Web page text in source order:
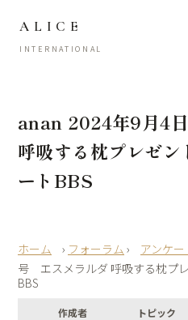
ALICE
INTERNATIONAL
anan 2024年9月4
呼吸する枕プレゼン
ートBBS
› フォーラム › アンケー
号 エスメラルダ 呼吸する枕プ
BBS
作成者
トピック